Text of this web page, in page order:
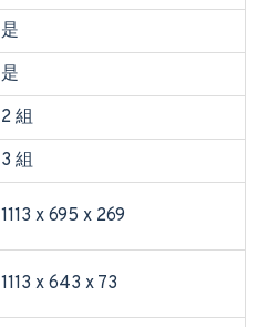
是
是
2 組
3 組
1113 x 695 x 269
1113 x 643 x 73